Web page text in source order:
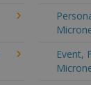
Event,